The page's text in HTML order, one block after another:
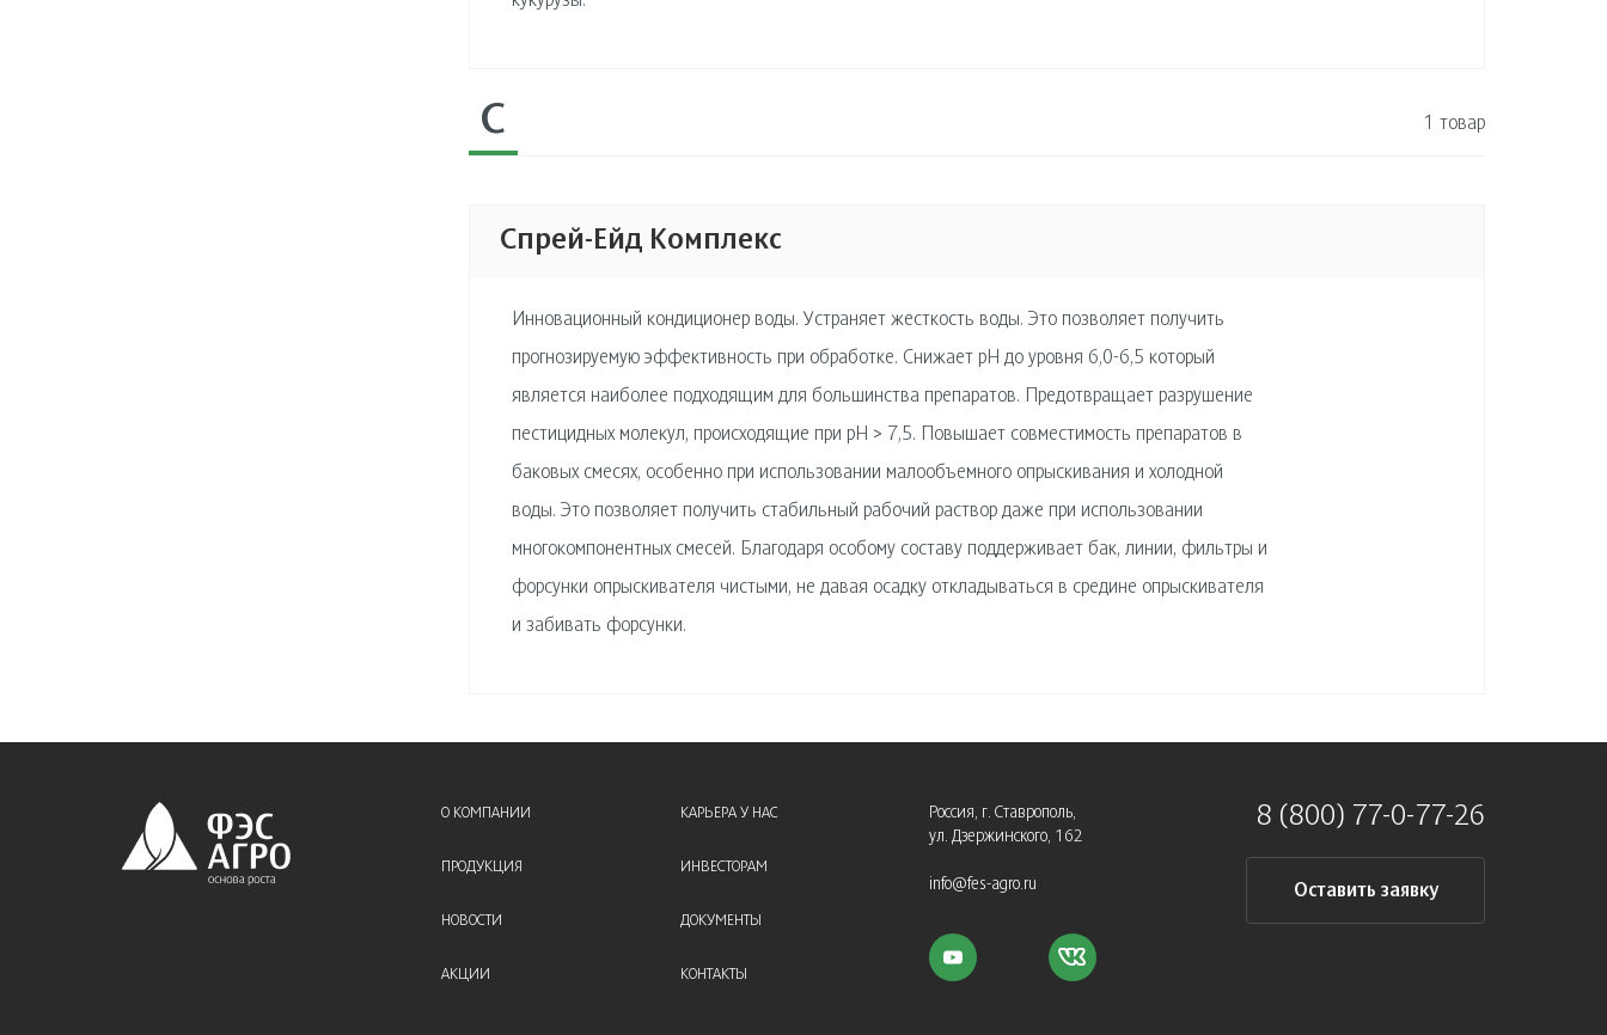
С 1 товар
Спрей-Ейд Комплекс
Инновационный кондиционер воды. Устраняет жесткость воды. Это позволяет получить
прогнозируемую эффективность при обработке. Снижает рН до уровня 6,0-6,5 который
является наиболее подходящим для большинства препаратов. Предотвращает разрушение
пестицидных молекул, происходящие при рН > 7,5. Повышает совместимость препаратов в
баковых смесях, особенно при использовании малообъемного опрыскивания и холодной
воды. Это позволяет получить стабильный рабочий раствор даже при использовании
многокомпонентных смесей. Благодаря особому составу поддерживает бак, линии, фильтры и
форсунки опрыскивателя чистыми, не давая осадку откладываться в средине опрыскивателя
и забивать форсунки.
О КОМПАНИИ
ПРОДУКЦИЯ
НОВОСТИ
АКЦИИ
КАРЬЕРА У НАС
ИНВЕСТОРАМ
ДОКУМЕНТЫ
КОНТАКТЫ
Россия, г. Ставрополь,
ул. Дзержинского, 162
info@fes-agro.ru
8 (800) 77-0-77-26
Оставить заявку